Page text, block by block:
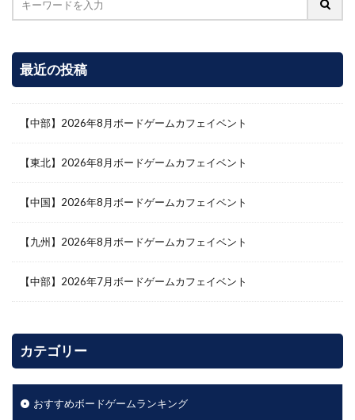
最近の投稿
【中部】2026年8月ボードゲームカフェイベント
【東北】2026年8月ボードゲームカフェイベント
【中国】2026年8月ボードゲームカフェイベント
【九州】2026年8月ボードゲームカフェイベント
【中部】2026年7月ボードゲームカフェイベント
カテゴリー
おすすめボードゲームランキング